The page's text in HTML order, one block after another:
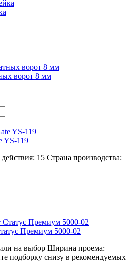
ворот 8 мм
YS-119
15 Страна производства:
Премиум 5000-02
на выбор Ширина проема:
подборку снизу в рекомендуемых